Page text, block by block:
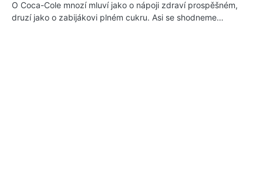
O Coca-Cole mnozí mluví jako o nápoji zdraví prospěšném,
druzí jako o zabijákovi plném cukru. Asi se shodneme…